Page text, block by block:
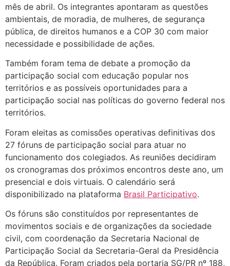
mês de abril. Os integrantes apontaram as questões
ambientais, de moradia, de mulheres, de segurança
pública, de direitos humanos e a COP 30 com maior
necessidade e possibilidade de ações.
Também foram tema de debate a promoção da
participação social com educação popular nos
territórios e as possíveis oportunidades para a
participação social nas políticas do governo federal nos
territórios.
Foram eleitas as comissões operativas definitivas dos
27 fóruns de participação social para atuar no
funcionamento dos colegiados. As reuniões decidiram
os cronogramas dos próximos encontros deste ano, um
presencial e dois virtuais. O calendário será
disponibilizado na plataforma Brasil Participativo.
Os fóruns são constituídos por representantes de
movimentos sociais e de organizações da sociedade
civil, com coordenação da Secretaria Nacional de
Participação Social da Secretaria-Geral da Presidência
da República. Foram criados pela portaria SG/PR nº 188,